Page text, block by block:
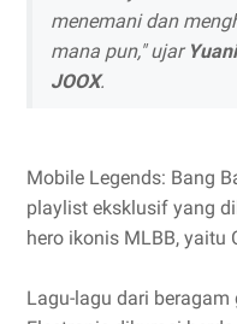
menemani dan
mana pun," ujar
JOOX.
Mobile Legends: Bang
playlist eksklusif yang
hero ikonis MLBB, yaitu
Lagu-lagu dari beragam